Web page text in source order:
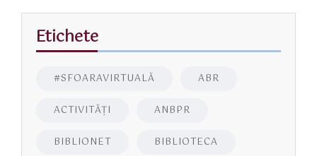
Etichete
#SFOARAVIRTUALĂ ABR
ACTIVITĂŢI ANBPR
BIBLIONET BIBLIOTECA